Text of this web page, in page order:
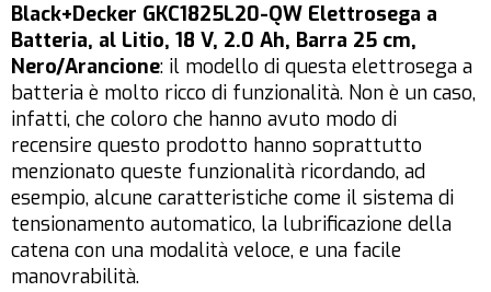
Black+Decker GKC1825L20-QW Elettrosega a
Batteria, al Litio, 18 V, 2.0 Ah, Barra 25 cm,
Nero/Arancione: il modello di questa elettrosega a
batteria è molto ricco di funzionalità. Non è un caso,
infatti, che coloro che hanno avuto modo di
recensire questo prodotto hanno soprattutto
menzionato queste funzionalità ricordando, ad
esempio, alcune caratteristiche come il sistema di
tensionamento automatico, la lubrificazione della
catena con una modalità veloce, e una facile
manovrabilità.